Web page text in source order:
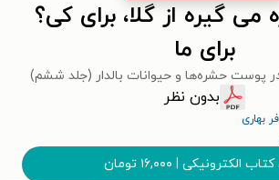
گیره از گلا، برای کی؟
برای ما
پوست حشره‌ها و حیوانات بالدار (جلد ششم)
بدون نظر
بهاری
کتاب الکترونیکی | ۱۶,۰۰۰ تومان